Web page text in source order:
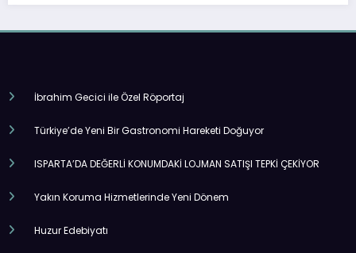
İbrahim Gecici ile Özel Röportaj
Türkiye’de Yeni Bir Gastronomi Hareketi Doğuyor
ISPARTA’DA DEĞERLİ KONUMDAKİ LOJMAN SATIŞI TEPKİ ÇEKİYOR
Yakın Koruma Hizmetlerinde Yeni Dönem
Huzur Edebiyatı